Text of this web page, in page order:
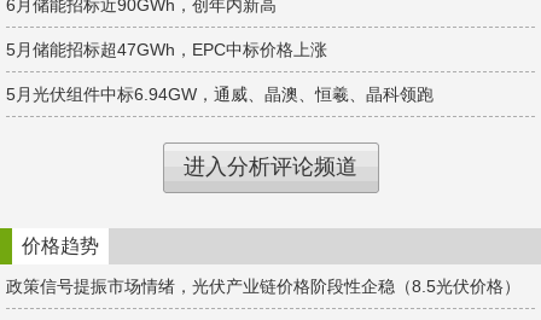
6月储能招标近90GWh，创年内新高
5月储能招标超47GWh，EPC中标价格上涨
5月光伏组件中标6.94GW，通威、晶澳、恒羲、晶科领跑
进入分析评论频道
价格趋势
政策信号提振市场情绪，光伏产业链价格阶段性企稳（8.5光伏价格）